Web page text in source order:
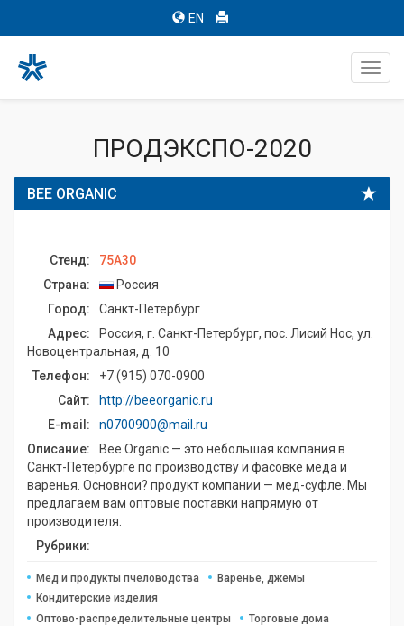
EN
ПРОДЭКСПО-2020
BEE ORGANIC
Стенд:
75A30
Страна:
Россия
Город:
Санкт-Петербург
Адрес:
Россия, г. Санкт-Петербург, пос. Лисий Нос, ул.
Новоцентральная, д. 10
Телефон:
+7 (915) 070-0900
Сайт:
http://beeorganic.ru
E-mail:
n0700900@mail.ru
Описание:
Bee Organic — это небольшая компания в
Санкт-Петербурге по производству и фасовке меда и
варенья. Основнои? продукт компании — мед-суфле. Мы
предлагаем вам оптовые поставки напрямую от
производителя.
Рубрики:
Мед и продукты пчеловодства
Варенье, джемы
Кондитерские изделия
Оптово-распределительные центры
Торговые дома